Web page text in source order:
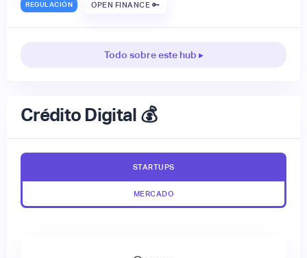
REGULACIÓN OPEN FINANCE 🔑
Todo sobre este hub ▸
Crédito Digital 💰
STARTUPS
MERCADO